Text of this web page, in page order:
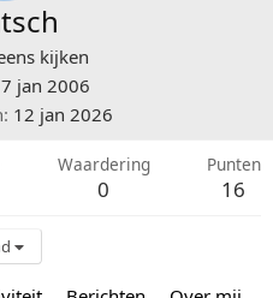
kijken
7 jan 2006
12 jan 2026
Waardering
0
Punten
16